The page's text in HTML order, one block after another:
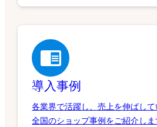
導入事例
各業界で活躍し、売上を伸ばして
全国のショップ事例をご紹介しま